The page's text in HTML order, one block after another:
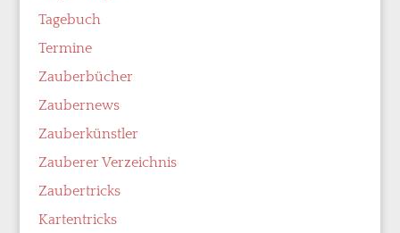
Tagebuch
Termine
Zauberbücher
Zaubernews
Zauberkünstler
Zauberer Verzeichnis
Zaubertricks
Kartentricks